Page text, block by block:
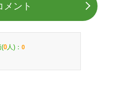
メント
(0 人)： 0